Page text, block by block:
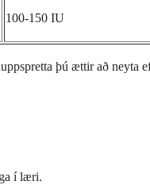
100-150 IU
þú ættir að neyta
í læri.